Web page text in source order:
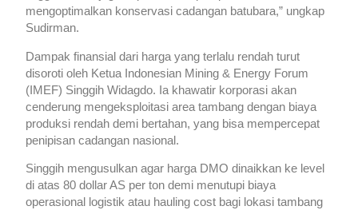
mengoptimalkan konservasi cadangan batubara,” ungkap
Sudirman.
Dampak finansial dari harga yang terlalu rendah turut
disoroti oleh Ketua Indonesian Mining & Energy Forum
(IMEF) Singgih Widagdo. Ia khawatir korporasi akan
cenderung mengeksploitasi area tambang dengan biaya
produksi rendah demi bertahan, yang bisa mempercepat
penipisan cadangan nasional.
Singgih mengusulkan agar harga DMO dinaikkan ke level
di atas 80 dollar AS per ton demi menutupi biaya
operasional logistik atau hauling cost bagi lokasi tambang